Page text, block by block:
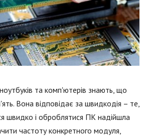
та комп'ютерів знають, що
Вона відповідає за швидкодія – те,
швидко і оброблятися ПК надійшла
частоту конкретного модуля,